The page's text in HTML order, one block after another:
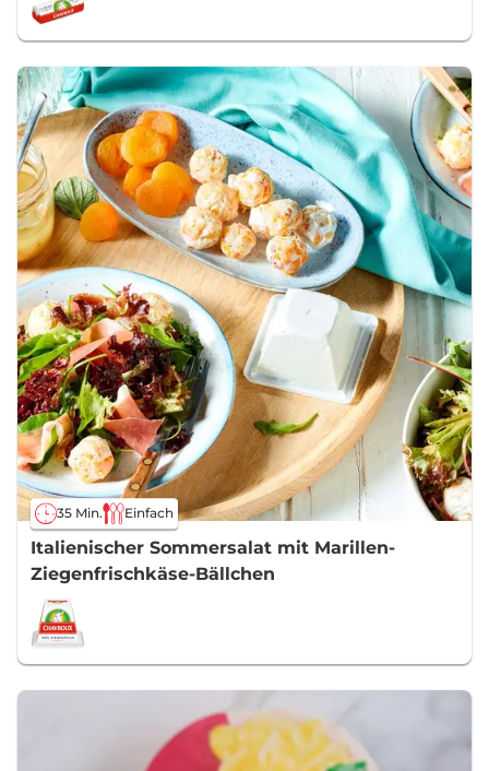
35 Min. Einfach
Italienischer Sommersalat mit Marillen-
Ziegenfrischkäse-Bällchen